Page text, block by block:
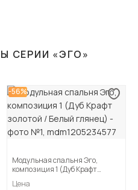
СЕРИИ «ЭГО»
-56%
Модульная спальня Эго,
композиция 1 (Дуб Крафт
Цена